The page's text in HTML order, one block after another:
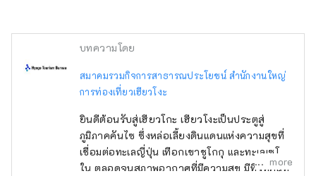
บทความโดย
สมาคมรวมกิจการสาธารณประโยชน์ สำนักงานใหญ่
การท่องเที่ยวเฮียวโงะ
ยินดีต้อนรับสู่เฮียวโกะ เฮียวโงะเป็นประตูสู่
ภูมิภาคคันไซ ซึ่งหล่อเลี้ยงดินแดนแห่งความสุขที่
เชื่อมต่อทะเลญี่ปุ่น เทือกเขาชูโกกุ และทะเลเซโตะ
ใน ตลอดจนสภาพอากาศที่มีความสุข มีทิวทัศน์ที่
more